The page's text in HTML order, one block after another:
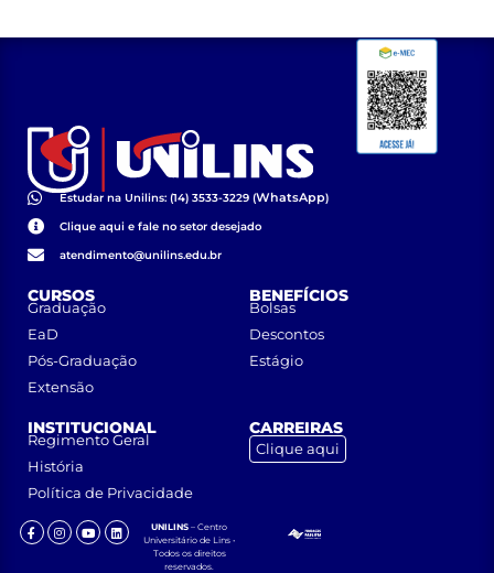
Estudar na Unilins: (14) 3533-3229 (WhatsApp)
Clique aqui e fale no setor desejado
atendimento@unilins.edu.br
CURSOS
Graduação
EaD
Pós-Graduação
Extensão
BENEFÍCIOS
Bolsas
Descontos
Estágio
INSTITUCIONAL
Regimento Geral
História
Política de Privacidade
CARREIRAS
Clique aqui
UNILINS – Centro
Universitário de Lins •
Todos os direitos
reservados.